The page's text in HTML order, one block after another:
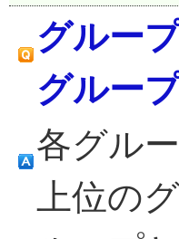
グルー
グルー
各グル
上位の